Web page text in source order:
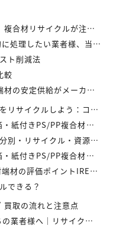
イクルが注目されているのか
業者様、当社が買い取ります！
ト削減法
較
がメーカーにもたらすメリット
コストと環境負荷を同時に減らす方法
端材の回収スキームと全国対応体制
サイクル・資源化の徹底活用
より高く評価するために現場でできること
価ポイントIREXコラム vol.7
できる？
取の流れと注意点
｜リサイクル・買取対応中